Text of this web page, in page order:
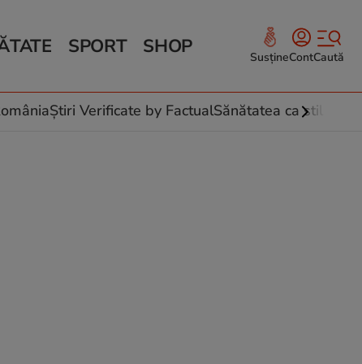
SPORT SHOP SusțineContCaută
Știri Verificate by FactualSănătatea ca stil de